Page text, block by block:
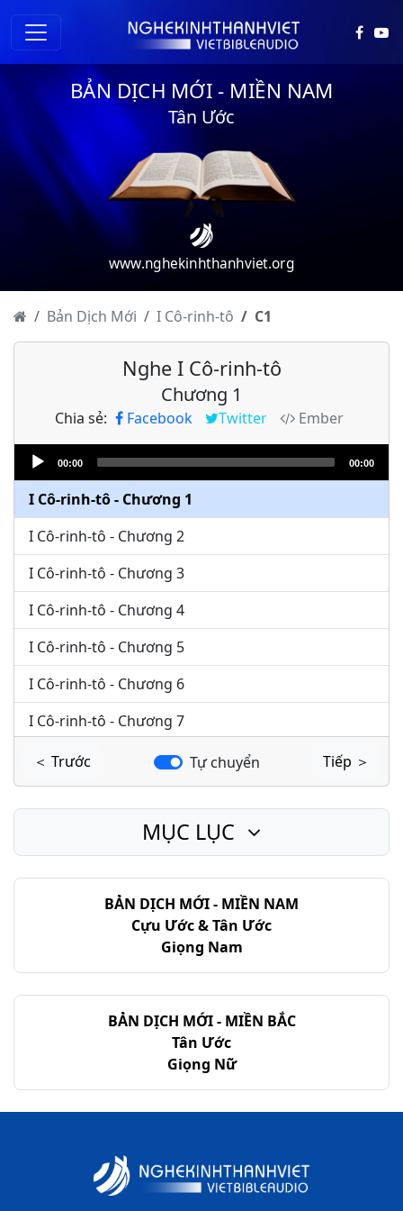
BẢN DỊCH MỚI - MIỀN NAM
Tân Ước
www.nghekinhthanhviet.org
Bản Dịch Mới I Cô-rinh-tô C1
Nghe I Cô-rinh-tô
Chương 1
Chia sẻ: Facebook Twitter
Ember
Audio
Player
00:00 00:00
I Cô-rinh-tô - Chương 1
I Cô-rinh-tô - Chương 2
I Cô-rinh-tô - Chương 3
I Cô-rinh-tô - Chương 4
I Cô-rinh-tô - Chương 5
I Cô-rinh-tô - Chương 6
I Cô-rinh-tô - Chương 7
I Cô-rinh-tô - Chương 8
I Cô-rinh-tô - Chương 10
I Cô-rinh-tô - Chương 12
I Cô-rinh-tô - Chương 13
I Cô-rinh-tô - Chương 14
I Cô-rinh-tô - Chương 15
I Cô-rinh-tô - Chương 16
＜ Trước Tự chuyển Tiếp ＞
BẢN DỊCH MỚI - MIỀN NAM
Cựu Ước & Tân Ước
Giọng Nam
BẢN DỊCH MỚI - MIỀN BẮC
Tân Ước
Giọng Nữ
MỤC LỤC